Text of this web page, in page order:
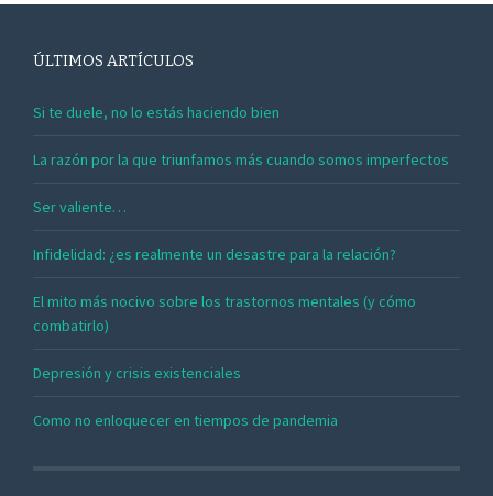
ÚLTIMOS ARTÍCULOS
Si te duele, no lo estás haciendo bien
La razón por la que triunfamos más cuando somos imperfectos
Ser valiente…
Infidelidad: ¿es realmente un desastre para la relación?
El mito más nocivo sobre los trastornos mentales (y cómo
combatirlo)
Depresión y crisis existenciales
Como no enloquecer en tiempos de pandemia